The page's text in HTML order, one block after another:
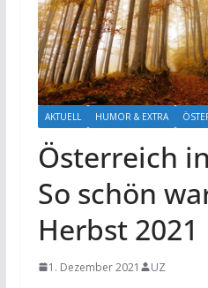
AKTUELL HUMOR & EXTRA
Österreich
So schön
Herbst 2021
1. Dezember 2021 UZ